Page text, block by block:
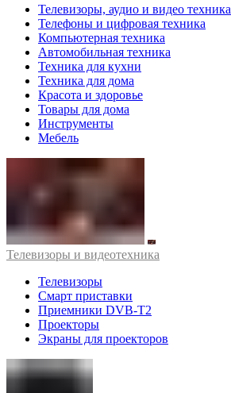
Телевизоры, аудио и видео техника
Телефоны и цифровая техника
Компьютерная техника
Автомобильная техника
Техника для кухни
Техника для дома
Красота и здоровье
Товары для дома
Инструменты
Мебель
Телевизоры и видеотехника
Телевизоры
Смарт приставки
Приемники DVB-T2
Проекторы
Экраны для проекторов